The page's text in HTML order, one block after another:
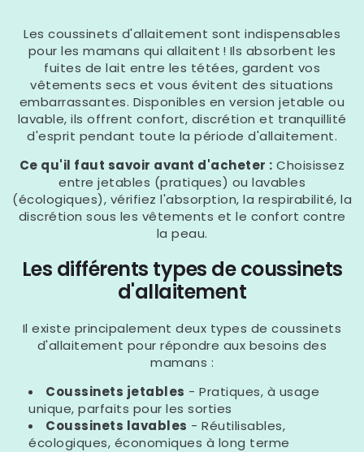
Les coussinets d'allaitement sont indispensables
pour les mamans qui allaitent ! Ils absorbent les
fuites de lait entre les tétées, gardent vos
vêtements secs et vous évitent des situations
embarrassantes. Disponibles en version jetable ou
lavable, ils offrent confort, discrétion et tranquillité
d'esprit pendant toute la période d'allaitement.
Ce qu'il faut savoir avant d'acheter : Choisissez
entre jetables (pratiques) ou lavables
(écologiques), vérifiez l'absorption, la respirabilité, la
discrétion sous les vêtements et le confort contre
la peau.
Les différents types de coussinets
d'allaitement
Il existe principalement deux types de coussinets
d'allaitement pour répondre aux besoins des
mamans :
Coussinets jetables - Pratiques, à usage
unique, parfaits pour les sorties
Coussinets lavables - Réutilisables,
écologiques, économiques à long terme